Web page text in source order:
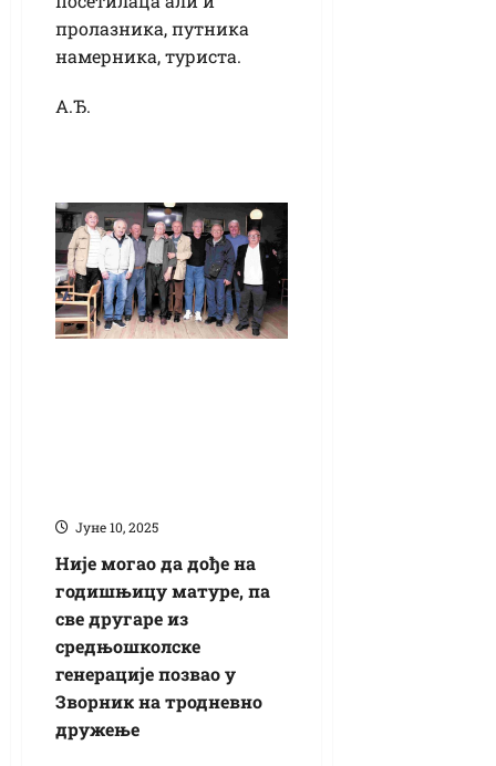
пролазника, путника
намерника, туриста.
А.Ђ.
Јуне 10, 2025
Није могао да дође на
годишњицу матуре, па
све другаре из
средњошколске
генерације позвао у
Зворник на тродневно
дружење